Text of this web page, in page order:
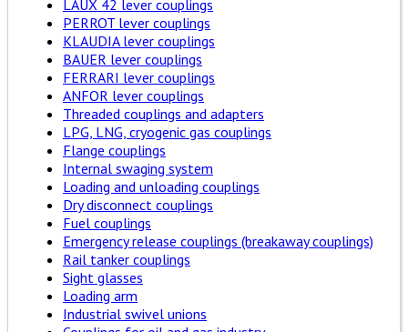
LAUX 42 lever couplings
PERROT lever couplings
KLAUDIA lever couplings
BAUER lever couplings
FERRARI lever couplings
ANFOR lever couplings
Threaded couplings and adapters
LPG, LNG, cryogenic gas couplings
Flange couplings
Internal swaging system
Loading and unloading couplings
Dry disconnect couplings
Fuel couplings
Emergency release couplings (breakaway couplings)
Rail tanker couplings
Sight glasses
Loading arm
Industrial swivel unions